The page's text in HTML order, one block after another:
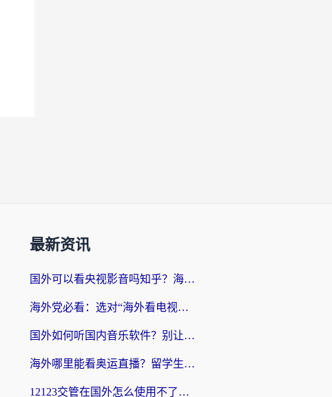
最新资讯
国外可以看央视影音吗知乎？海外党亲测有效的回国加速方案
海外党必看：选对“海外看电视剧软件”，再也不用愁国内剧刷不了
国外如何听国内音乐软件？别让地域限制，断了你的中文歌单
海外哪里能看奥运直播？留学生&海外华人必看的体育赛事观赛终极指南
12123交管在国外怎么使用不了？海外华人必看的无缝访问国内资源指南